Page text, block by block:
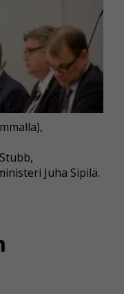
Juha Sipilä.